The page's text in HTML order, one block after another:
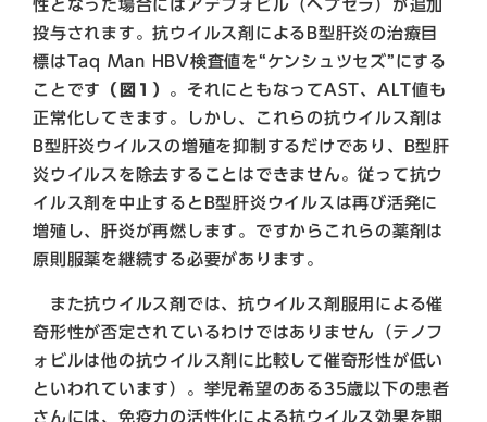
性となった場合にはアデフォビル（ヘプセラ）が追加
投与されます。抗ウイルス剤によるB型肝炎の治療目
標はTaq Man HBV検査値を“ケンシュツセズ”にする
ことです
（図1） 。それにともなってAST、ALT値も
正常化してきます。しかし、これらの抗ウイルス剤は
B型肝炎ウイルスの増殖を抑制するだけであり、B型肝
炎ウイルスを除去することはできません。従って抗ウ
イルス剤を中止するとB型肝炎ウイルスは再び活発に
増殖し、肝炎が再燃します。ですからこれらの薬剤は
原則服薬を継続する必要があります。
また抗ウイルス剤では、抗ウイルス剤服用による催
奇形性が否定されているわけではありません（テノフ
ォビルは他の抗ウイルス剤に比較して催奇形性が低い
といわれています）。挙児希望のある35歳以下の患者
さんには、免疫力の活性化による抗ウイルス効果を期